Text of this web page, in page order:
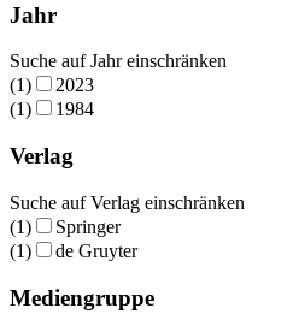
Jahr
Suche auf Jahr einschränken
(1)
2023
(1)
1984
Verlag
Suche auf Verlag einschränken
(1)
Springer
(1)
de Gruyter
Mediengruppe